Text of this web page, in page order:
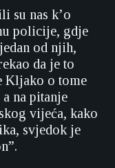
su nas k’o
policije, gdje
od njih,
da je to
Kljako o tome
na pitanje
vijeća, kako
svjedok je